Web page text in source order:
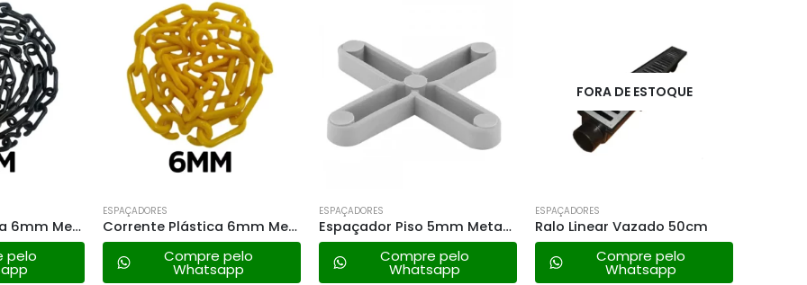
Corrente Plástica 6mm Metasul – Preta Valor Metro
pelo
ESPAÇADORES
Corrente Plástica 6mm Metasul – Amarela Valor Metro
Compre pelo
Whatsapp
ESPAÇADORES
Espaçador Piso 5mm Metasul
Compre pelo
Whatsapp
FORA DE ESTOQUE
ESPAÇADORES
Ralo Linear Vazado 50cm
Compre pelo
Whatsapp